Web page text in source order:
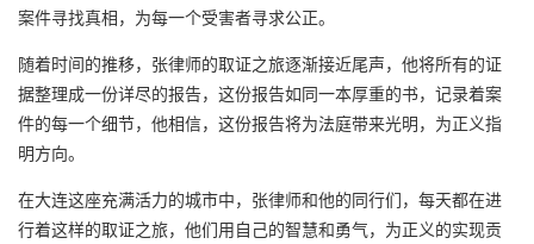
案件寻找真相，为每一个受害者寻求公正。
随着时间的推移，张律师的取证之旅逐渐接近尾声，他将所有的证
据整理成一份详尽的报告，这份报告如同一本厚重的书，记录着案
件的每一个细节，他相信，这份报告将为法庭带来光明，为正义指
明方向。
在大连这座充满活力的城市中，张律师和他的同行们，每天都在进
行着这样的取证之旅，他们用自己的智慧和勇气，为正义的实现贡